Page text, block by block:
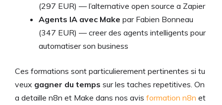
(297 EUR) — l’alternative open source a Zapier
Agents IA avec Make par Fabien Bonneau
(347 EUR) — creer des agents intelligents pour
automatiser son business
Ces formations sont particulierement pertinentes si tu
veux gagner du temps sur les taches repetitives. On
a detaille n8n et Make dans nos avis formation n8n et